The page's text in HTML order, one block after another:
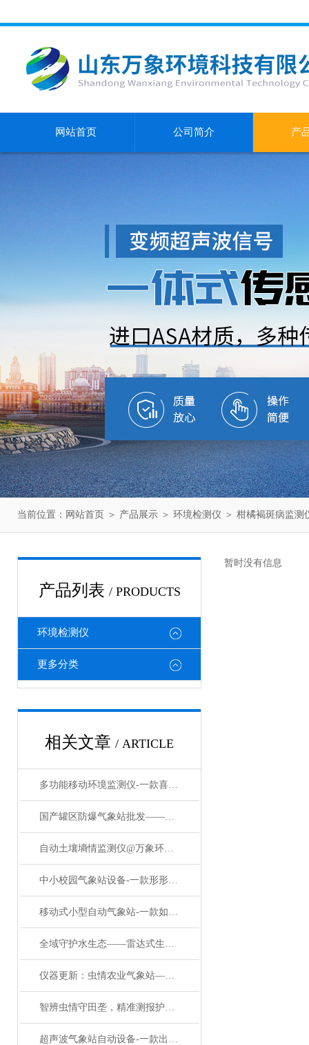
网站首页 公司简介 产
当前位置： 网站首页 ＞ 产品展示 ＞ 环境检测仪 ＞ 柑橘褐斑病监测
产品列表 / PRODUCTS
环境检测仪
更多分类
相关文章 / ARTICLE
多功能移动环境监测仪-一款喜出望外的便携式气象设备#2023已更新
国产罐区防爆气象站批发——液晶屏显示直观便捷厂界VOC气象站#2024已更新
自动土壤墒情监测仪@万象环境#强对流天气新闻
中小校园气象站设备-一款形形色色的校园自动气象站设备#2023已更新
移动式小型自动气象站-一款如火如荼的小型可移动气象站#2023已更新
全域守护水生态——雷达式生态流量监测设备的全场景应用与实用价值
仪器更新：虫情农业气象站——一款昼夜生产的农林气象观测站#2024
智辨虫情守田垄，精准测报护丰年——自动分类虫情测报识别系统的应用价值
超声波气象站自动设备-一款出水芙蓉的大棚智能农业气象站#2023已更新
暂时没有信息